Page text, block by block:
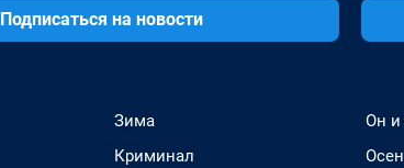
Подписаться на новости
Зима
Криминал
Он и